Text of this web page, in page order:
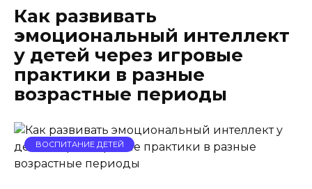
Как развивать
эмоциональный интеллект
у детей через игровые
практики в разные
возрастные периоды
ВОСПИТАНИЕ ДЕТЕЙ